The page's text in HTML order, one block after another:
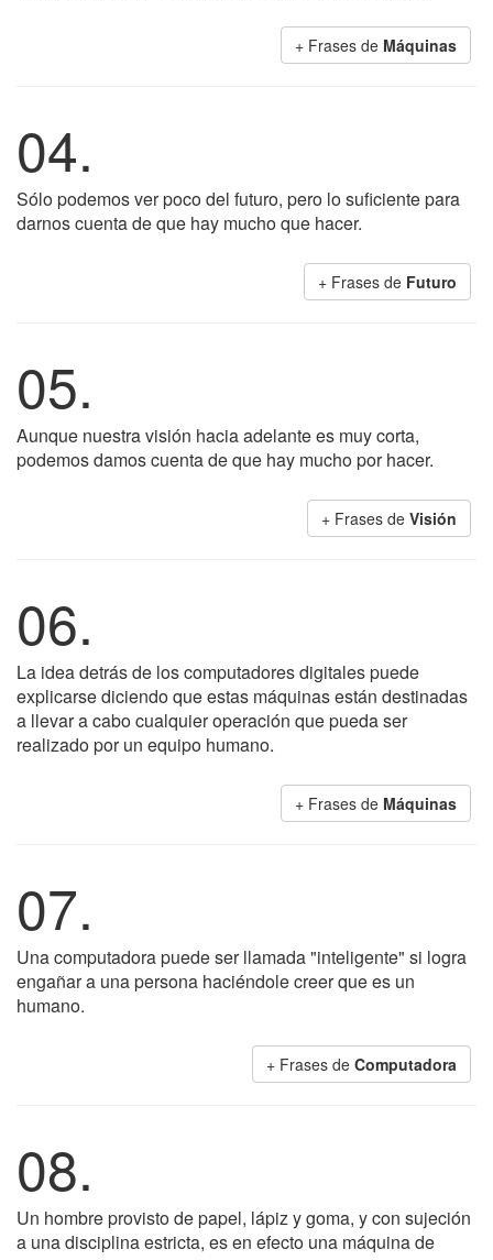
+ Frases de Máquinas
04.
Sólo podemos ver poco del futuro, pero lo suficiente para
darnos cuenta de que hay mucho que hacer.
+ Frases de Futuro
05.
Aunque nuestra visión hacia adelante es muy corta,
podemos damos cuenta de que hay mucho por hacer.
+ Frases de Visión
06.
La idea detrás de los computadores digitales puede
explicarse diciendo que estas máquinas están destinadas
a llevar a cabo cualquier operación que pueda ser
realizado por un equipo humano.
+ Frases de Máquinas
07.
Una computadora puede ser llamada "inteligente" si logra
engañar a una persona haciéndole creer que es un
humano.
+ Frases de Computadora
08.
Un hombre provisto de papel, lápiz y goma, y con sujeción
a una disciplina estricta, es en efecto una máquina de